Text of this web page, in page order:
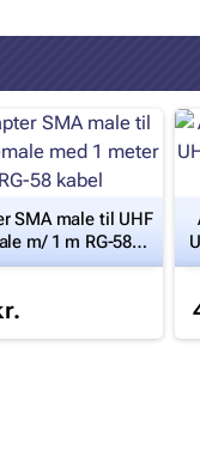
SMA male til UHF
m/ 1 m RG-58
kabel